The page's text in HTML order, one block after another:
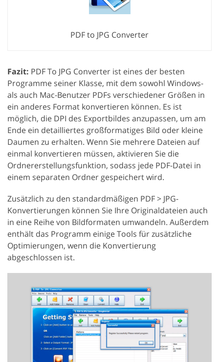
PDF to JPG Converter
Fazit: PDF To JPG Converter ist eines der besten
Programme seiner Klasse, mit dem sowohl Windows-
als auch Mac-Benutzer PDFs verschiedener Größen in
ein anderes Format konvertieren können. Es ist
möglich, die DPI des Exportbildes anzupassen, um am
Ende ein detailliertes großformatiges Bild oder kleine
Daumen zu erhalten. Wenn Sie mehrere Dateien auf
einmal konvertieren müssen, aktivieren Sie die
Ordnererstellungsfunktion, sodass jede PDF-Datei in
einem separaten Ordner gespeichert wird.
Zusätzlich zu den standardmäßigen PDF > JPG-
Konvertierungen können Sie Ihre Originaldateien auch
in eine Reihe von Bildformaten umwandeln. Außerdem
enthält das Programm einige Tools für zusätzliche
Optimierungen, wenn die Konvertierung
abgeschlossen ist.